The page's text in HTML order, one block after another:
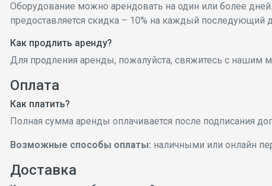
Оборудование можно арендовать на один или более
предоставляется скидка – 10% на каждый последующий
Как продлить аренду?
Для продления аренды, пожалуйста, свяжитесь с нашим
Оплата
Как платить?
Полная сумма аренды оплачивается после подписания
Возможные способы оплаты: наличными или онлайн
Доставка